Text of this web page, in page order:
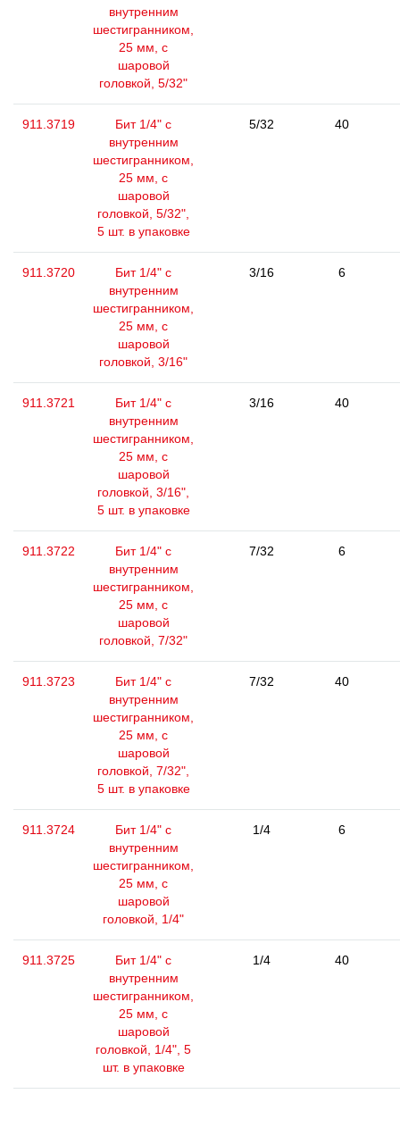
внутренним
шестигранником,
25 мм, с
шаровой
головкой, 5/32"
911.3719
Бит 1/4" с
внутренним
шестигранником,
25 мм, с
шаровой
головкой, 5/32",
5 шт. в упаковке
5/32 40
911.3720
Бит 1/4" с
внутренним
шестигранником,
25 мм, с
шаровой
головкой, 3/16"
3/16 6
911.3721
Бит 1/4" с
внутренним
шестигранником,
25 мм, с
шаровой
головкой, 3/16",
5 шт. в упаковке
3/16 40
911.3722
Бит 1/4" с
внутренним
шестигранником,
25 мм, с
шаровой
головкой, 7/32"
7/32 6
911.3723
Бит 1/4" с
внутренним
шестигранником,
25 мм, с
шаровой
головкой, 7/32",
5 шт. в упаковке
7/32 40
911.3724
Бит 1/4" с
внутренним
шестигранником,
25 мм, с
шаровой
головкой, 1/4"
1/4 6
911.3725
Бит 1/4" с
внутренним
шестигранником,
25 мм, с
шаровой
головкой, 1/4", 5
шт. в упаковке
1/4 40